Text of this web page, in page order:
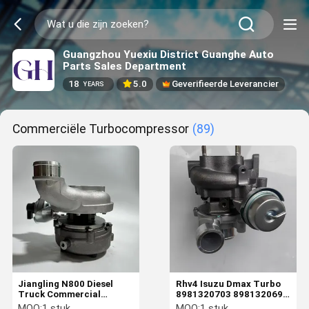
Guangzhou Yuexiu District Guanghe Auto
Parts Sales Department
18 YEARS 5.0 Geverifieerde Leverancier
Commerciële Turbocompressor (89)
Jiangling N800 Diesel
Truck Commercial
Turbocharger 801835-
Rhv4 Isuzu Dmax Turbo
8981320703 8981320692
8974350071 8982356281